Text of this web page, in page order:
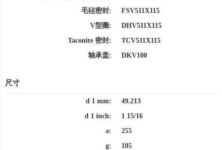
毛毡密封:
FSV511X115
V型圈:
DHV511X115
Taconite 密封:
TCV511X115
轴承盖:
DKV100
尺寸
d 1 mm:
49.213
d 1 inch:
1 15/16
a:
255
g:
105